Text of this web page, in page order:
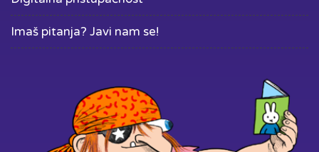
Imaš pitanja? Javi nam se!